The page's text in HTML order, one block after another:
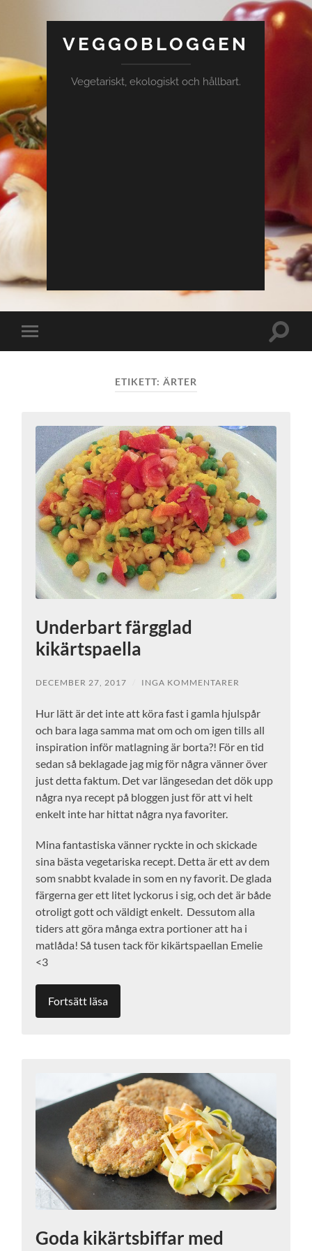
VEGGOBLOGGEN
Vegetariskt, ekologiskt och hållbart.
Slå
på/av
Slå
ETIKETT: ÄRTER
Underbart färgglad
kikärtspaella
DECEMBER 27, 2017 INGA KOMMENTARER
Hur lätt är det inte att köra fast i gamla hjulspår
och bara laga samma mat om och om igen tills all
inspiration inför matlagning är borta?! För en tid
sedan så beklagade jag mig för några vänner över
just detta faktum. Det var längesedan det dök upp
några nya recept på bloggen just för att vi helt
enkelt inte har hittat några nya favoriter.
Mina fantastiska vänner ryckte in och skickade
sina bästa vegetariska recept. Detta är ett av dem
som snabbt kvalade in som en ny favorit. De glada
färgerna ger ett litet lyckorus i sig, och det är både
otroligt gott och väldigt enkelt. Dessutom alla
tiders att göra många extra portioner att ha i
matlåda! Så tusen tack för kikärtspaellan Emelie
<3
Fortsätt läsa
Goda kikärtsbiffar med